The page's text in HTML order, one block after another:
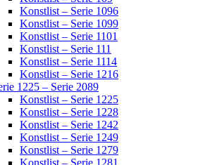
Konstlist – Serie 1096
Konstlist – Serie 1099
Konstlist – Serie 1101
Konstlist – Serie 111
Konstlist – Serie 1114
Konstlist – Serie 1216
1225 – Serie 2089
Konstlist – Serie 1225
Konstlist – Serie 1228
Konstlist – Serie 1242
Konstlist – Serie 1249
Konstlist – Serie 1279
Konstlist – Serie 1281